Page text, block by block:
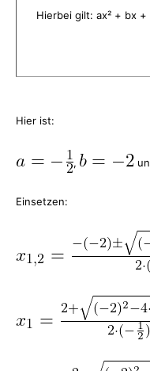
Hierbei gilt: ax² + bx +
Hier ist:
,
Einsetzen: